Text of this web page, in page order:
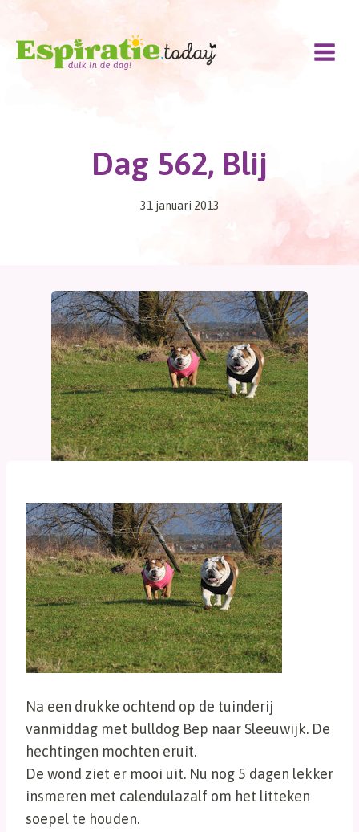
Doorgaan
inhoud
Dag 562, Blij
31 januari 2013
Na een drukke ochtend op de tuinderij
vanmiddag met bulldog Bep naar Sleeuwijk. De
hechtingen mochten eruit.
De wond ziet er mooi uit. Nu nog 5 dagen lekker
insmeren met calendulazalf om het litteken
soepel te houden.